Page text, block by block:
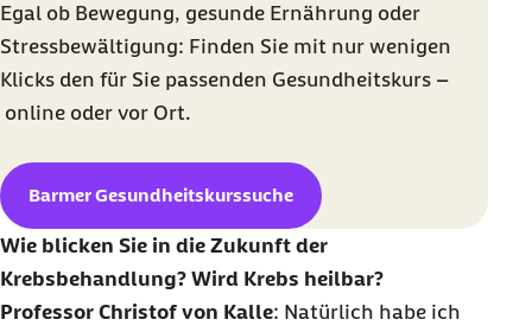
Egal ob Bewegung, gesunde Ernährung oder
Stressbewältigung: Finden Sie mit nur wenigen
Klicks den für Sie passenden Gesundheitskurs –
online oder vor Ort.
Barmer Gesundheitskurssuche
Wie blicken Sie in die Zukunft der
Krebsbehandlung? Wird Krebs heilbar?
Professor Christof von Kalle: Natürlich habe ich